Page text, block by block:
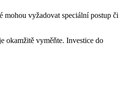
mohou vyžadovat speciální postup či
okamžitě vyměňte. Investice do